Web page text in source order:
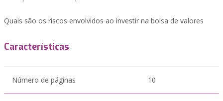
Quais são os riscos envolvidos ao investir na bolsa de valores
Características
Número de páginas 10